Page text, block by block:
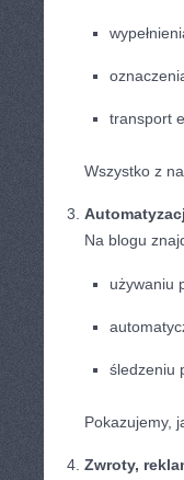
transport
Wszystko z
Na blogu
używaniu
śledzeniu
Pokazujemy,
Zwroty,